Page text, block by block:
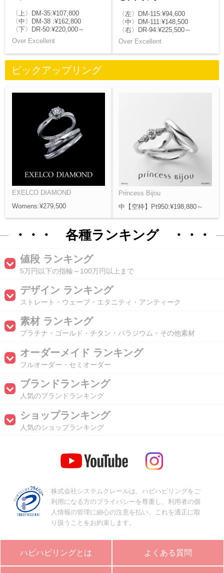
〈上〉DM-35:¥107,800
〈中〉DM-38 :¥162,800
〈下〉DR-50:¥220,000～
Over Excellent
〈左〉DM-115:¥94,600
〈中〉DM-111:¥148,500
〈右〉DR-94:¥225,500～
Over Excellent
ピックアップリング
EXELCO DIAMOND
Womens:¥279,500
Princess Bijou
中【空枠】Pt950:¥198,880～
・・・ 各種ランキング ・・・
値段 ランキング
5万円以下の指輪～100万円以上まで
デザイン ランキング
ストレート・ウェーブ・エタニティ・アンティーク
素材 ランキング
プラチナ・ゴールド・チタン・パラジウム・その他素材
オーダーメイド ランキング
フルオーダー・セミオーダー
ブランドランキング
人気のブランドランキング
ショップランキング
人気のショップランキング
株式会社システムクレールは、ハピハピリングをご
利用になる方のプライバシーを尊重し、利用者の個
人情報の管理に細心の注意を払い、これを適正に取
り扱うことをお約束します。
ハピハピリングとは よくある質問